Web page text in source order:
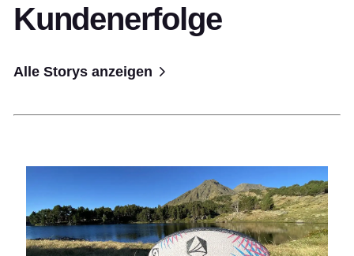
Kundenerfolge
Alle Storys anzeigen